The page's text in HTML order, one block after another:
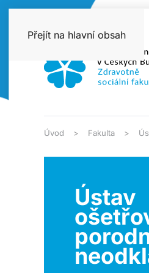
Přejít na hlavní obsah
Úvod Fakulta
Ústav